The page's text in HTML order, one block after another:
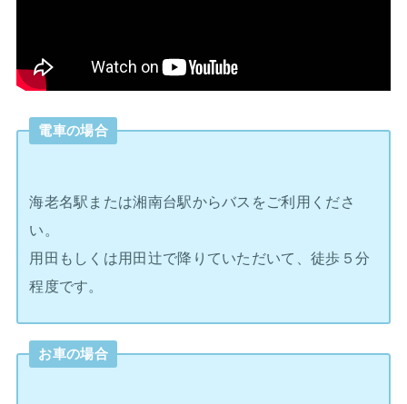
電車の場合
海老名駅または湘南台駅からバスをご利用くださ
い。
用田もしくは用田辻で降りていただいて、徒歩５分
程度です。
お車の場合